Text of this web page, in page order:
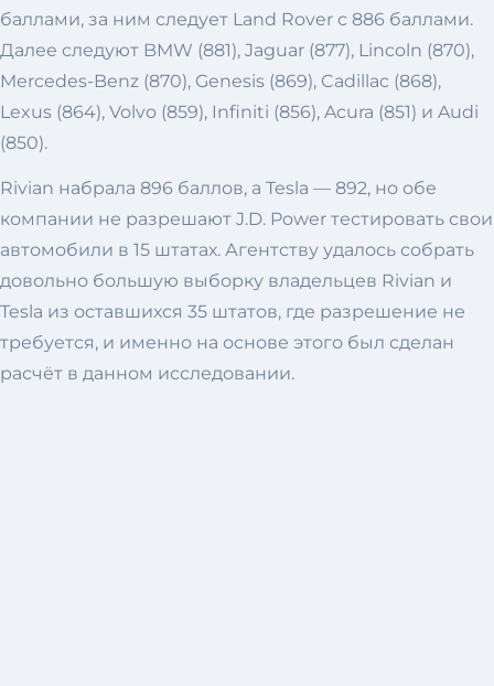
баллами, за ним следует Land Rover с 886 баллами.
Далее следуют BMW (881), Jaguar (877), Lincoln (870),
Mercedes-Benz (870), Genesis (869), Cadillac (868),
Lexus (864), Volvo (859), Infiniti (856), Acura (851) и Audi
(850).
Rivian набрала 896 баллов, а Tesla — 892, но обе
компании не разрешают J.D. Power тестировать свои
автомобили в 15 штатах. Агентству удалось собрать
довольно большую выборку владельцев Rivian и
Tesla из оставшихся 35 штатов, где разрешение не
требуется, и именно на основе этого был сделан
расчёт в данном исследовании.